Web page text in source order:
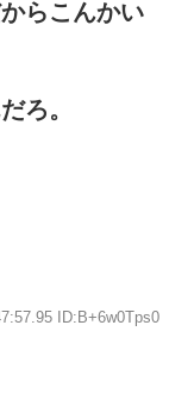
らこんかい
ろ。
ID:B+6w0Tps0